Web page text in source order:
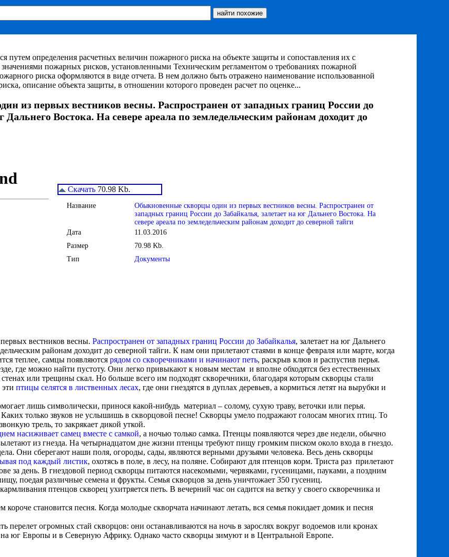
путем определения расчетных величин пожарного риска на объекте защиты и сопоставления их с
пожарных рисков, установленными Техническим регламентом о требованиях пожарной
риска оформляются в виде отчета. В нем должно быть отражено наименование использованной
описание объекта защиты, в отношении которого проведен расчет по оценке...
из первых вестников весны. Распространен от западных границ России до
Дальнего Востока. На севере ареала по земледельческим районам доходит до
Скачать 70.98 Kb.
Название
Обыкновенные скворцы один из первых вестников весны. Распространен от
западных границ России до Забайкалья, залетает на юг Дальнего Востока. На
севере ареала по земледельческим районам доходит до северной тайги
Дата
11.03.2016
Размер
70.98 Kb.
Тип
Документы
вестников весны. Распространен от западных границ России до Забайкалья, залетает на юг Дальнего
районам доходит до северной тайги. К нам они прилетают стаями в конце февраля или марте, когда
теплее, самцы появляются рядом со скворечниками и начинают петь, раскрыв клюв и распустив перья.
где можно найти пустоту. Они легко привыкают к новым местам и вполне обходятся без естественных
или трещины скал. Но больше всего им подходят скворечники, благодаря которым скворцы стали
птицы селятся в лиственных лесах, где они гнездятся в дуплах деревьев, а кормиться летят на вырубки и
лишь символически, принося какой-нибудь материал – солому, сухую траву, веточки или перья.
Каких только звуков не услышишь в скворцовой песне! Скворцы умело подражают голосам многих птиц. То
трель, то закрякает дикой уткой.
насиживает самец вместе с самкой, а ночью только самка. Птенцы появляются через две недели, обычно
из гнезда. На четырнадцатом дне жизни птенцы требуют пищу громким писком около входа в гнездо.
Они сберегают наши поля, огороды, сады, являются верными друзьями человека. Весь день скворцы
под каждый листик, охотясь в поле, в лесу, на поляне. Собирают для птенцов корм. Триста раз прилетают
за день. В гнездовой период скворцы питаются насекомыми, червяками, гусеницами, пауками, а поздним
поедая различные семена и фрукты. Семья скворцов за день уничтожает 350 гусениц.
птенцов скворец ухитряется петь. В вечерний час он садится на ветку у своего скворечника и
короче становится песня. Когда молодые скворчата начинают летать, вся семья покидает домик и песня
перелет огромных стай скворцов: они останавливаются на ночь в зарослях вокруг водоемов или кронах
на юг Европы и в Северную Африку. Однако часто скворцы зимуют и в Центральной Европе.